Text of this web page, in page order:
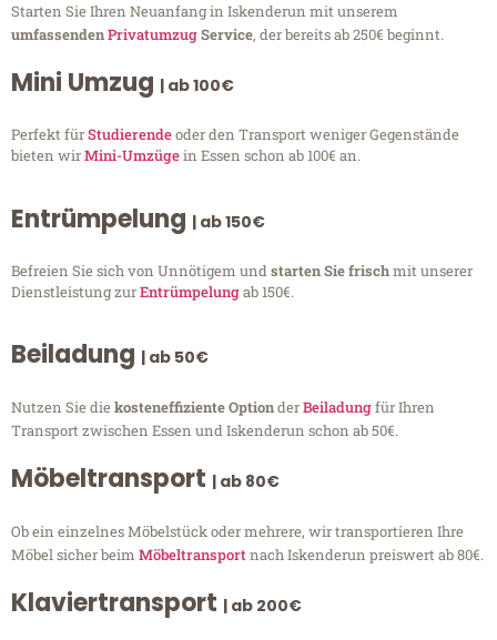
Starten Sie Ihren Neuanfang in Iskenderun mit unserem
umfassendenPrivatumzugService, der bereits ab 250€ beginnt.
Mini Umzug | ab 100€
Perfekt fürStudierendeoder den Transport weniger Gegenstände
bieten wirMini-Umzügein Essen schon ab 100€ an.
Entrümpelung | ab 150€
Befreien Sie sich von Unnötigem undstarten Sie frischmit unserer
Dienstleistung zurEntrümpelungab 150€.
Beiladung | ab 50€
Nutzen Sie diekosteneffiziente OptionderBeiladungfür Ihren
Transport zwischen Essen und Iskenderun schon ab 50€.
Möbeltransport | ab 80€
Ob ein einzelnes Möbelstück oder mehrere, wir transportieren Ihre
Möbel sicher beim Möbeltransportnach Iskenderun preiswert ab 80€.
Klaviertransport | ab 200€